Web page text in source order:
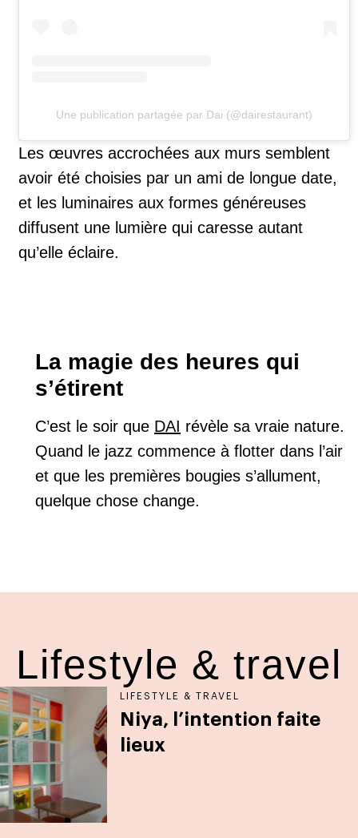
Une publication partagée par Dai (@dairestaurant)
Les œuvres accrochées aux murs semblent
avoir été choisies par un ami de longue date,
et les luminaires aux formes généreuses
diffusent une lumière qui caresse autant
qu’elle éclaire.
La magie des heures qui
s’étirent
C’est le soir que DAI révèle sa vraie nature.
Quand le jazz commence à flotter dans l’air
et que les premières bougies s’allument,
quelque chose change.
Lifestyle & travel
LIFESTYLE & TRAVEL
Niya, l’intention faite
lieux